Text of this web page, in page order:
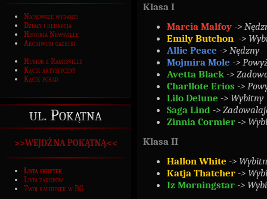
Najnowsze wydanie
Działy i redakcja
Historia Newsville
Archiwum gazetki
Humor z Ramesville
Kącik artystyczny
Kącik porad
ul. Pokątna
>>WEJDŹ NA POKĄTNĄ<<
Lista skrytek
Lista zakupów
Twój rachunek w BG
Klasa I
Marcia Malfoy ->
Emily Butchon ->
Allie Peace -> Nędzny
Mojmira Mole ->
Avetta Black ->
Charllote Erios ->
Lilo Delune -> Wybitny
Saga Lind ->
Zinnia Cormier ->
Klasa II
Hallon White ->
Katja Thatcher ->
Iz Morningstar ->